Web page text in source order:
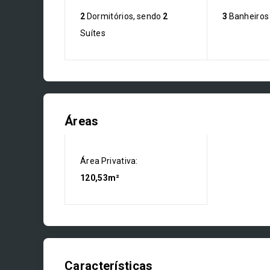
2 Dormitórios, sendo 2
Suítes
3 Banheiros
Áreas
Área Privativa:
120,53m²
Características